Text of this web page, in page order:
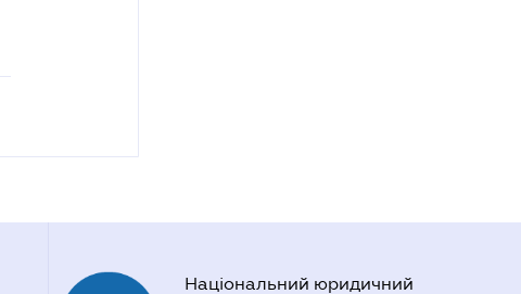
Національний юридичний